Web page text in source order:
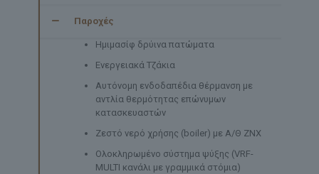
Παροχές
Ημιμασίφ δρύινα πατώματα
Ενεργειακά Τζάκια
Αυτόνομη ενδοδαπέδια θέρμανση με
αντλία θερμότητας επώνυμων
κατασκευαστών
Ζεστό νερό χρήσης (boiler) με Α/Θ ZNX
Ολοκληρωμένο σύστημα ψύξης (VRF-
MULTI κανάλι με γραμμικά στόμια)